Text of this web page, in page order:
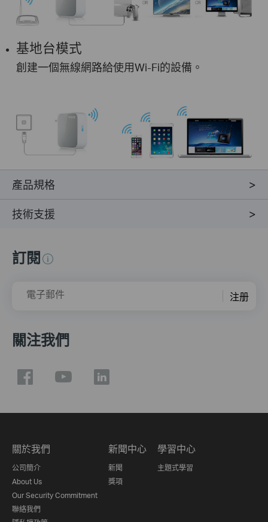
基地台模式
創建一個無線網路給使用Wi-Fi的設備。
產品規格
技術支援
訂閱
電子郵件 注册
關注我們
關於我們
公司簡介
About Us
Our Security Commitment
聯絡我們
新聞中心
新聞
獎項
學習中心
主題式學習